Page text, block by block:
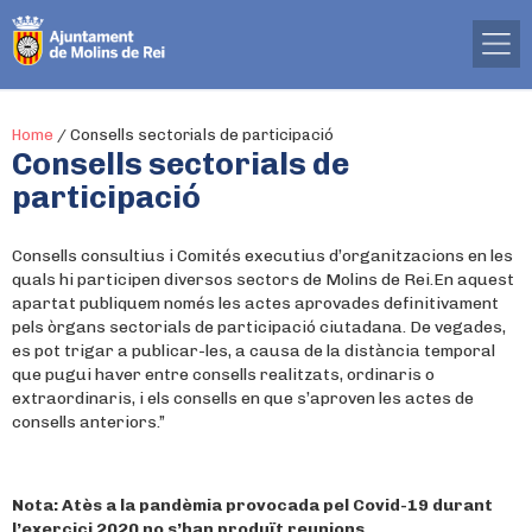
Home / Consells sectorials de participació
Consells sectorials de
participació
Consells consultius i Comités executius d’organitzacions en les
quals hi participen diversos sectors de Molins de Rei.En aquest
apartat publiquem només les actes aprovades definitivament
pels òrgans sectorials de participació ciutadana. De vegades,
es pot trigar a publicar-les, a causa de la distància temporal
que pugui haver entre consells realitzats, ordinaris o
extraordinaris, i els consells en que s’aproven les actes de
consells anteriors.”
Nota: Atès a la pandèmia provocada pel Covid-19 durant